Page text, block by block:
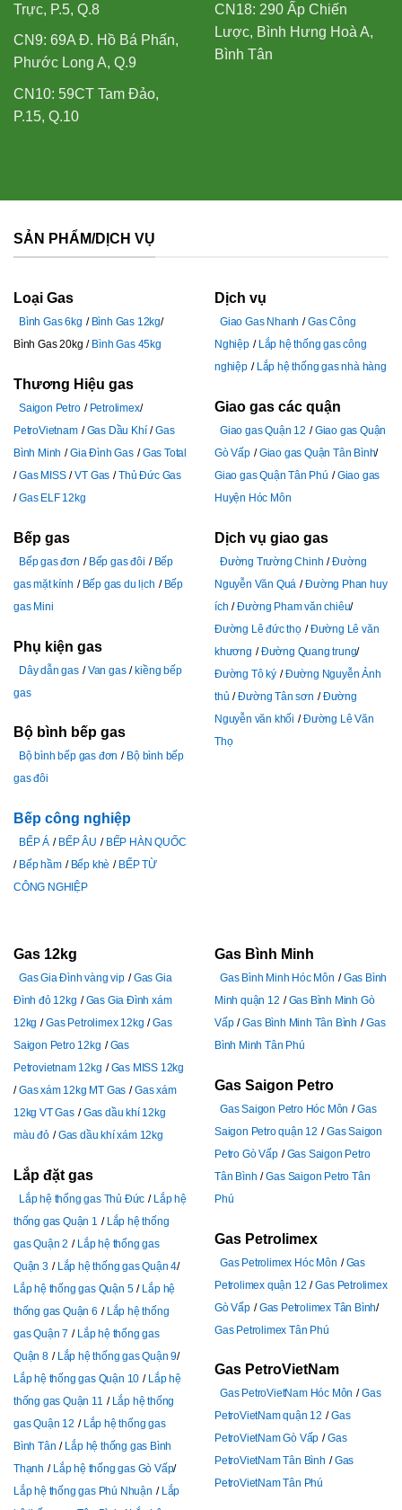
Trực, P.5, Q.8
CN9: 69A Đ. Hồ Bá Phấn,
Phước Long A, Q.9
CN10: 59CT Tam Đảo,
P.15, Q.10
CN18: 290 Ấp Chiến
Lược, Bình Hưng Hoà A,
Bình Tân
SẢN PHẨM/DỊCH VỤ
Loại Gas
Bình Gas 6kg
Bình Gas 12kg
Bình Gas 20kg
Bình Gas 45kg
Thương Hiệu gas
Saigon Petro
Petrolimex
PetroVietnam
Gas Dầu Khí
Gas
Bình Minh
Gia Đình Gas
Gas Total
Gas MISS
VT Gas
Thủ Đức Gas
Gas ELF 12kg
Bếp gas
Bếp gas đơn Bếp gas đôi
Bếp
gas mặt kính
Bếp gas du lịch
Bếp
gas Mini
Phụ kiện gas
Dây dẫn gas Van gas
kiềng bếp
gas
Bộ bình bếp gas
Bộ bình bếp gas đơn
Bộ bình bếp
gas đôi
Bếp công nghiệp
BẾP Á BẾP ÂU
BẾP HÀN QUỐC
Bếp hầm
Bếp khè
BẾP TỪ
CÔNG NGHIỆP
Dịch vụ
Giao Gas Nhanh
Gas Công
Nghiệp
Lắp hệ thống gas công
nghiệp
Lắp hệ thống gas nhà hàng
Giao gas các quận
Giao gas Quận 12
Giao gas Quận
Gò Vấp
Giao gas Quận Tân Bình
Giao gas Quận Tân Phú
Giao gas
Huyện Hóc Môn
Dịch vụ giao gas
Đường Trường Chinh
Đường
Nguyễn Văn Quá
Đường Phan huy
ích
Đường Pham văn chiêu
Đường Lê đức thọ
Đường Lê văn
khương
Đường Quang trung
Đường Tô ký
Đường Nguyễn Ảnh
thủ
Đường Tân sơn
Đường
Nguyễn văn khối
Đường Lê Văn
Thọ
Gas 12kg
Gas Gia Đình vàng vip
Gas Gia
Đình đỏ 12kg
Gas Gia Đình xám
12kg
Gas Petrolimex 12kg
Gas
Saigon Petro 12kg
Gas
Petrovietnam 12kg
Gas MISS 12kg
Gas xám 12kg MT Gas
Gas xám
12kg VT Gas
Gas dầu khí 12kg
màu đỏ
Gas dầu khí xám 12kg
Lắp đặt gas
Lắp hệ thống gas Thủ Đức
Lắp hệ
thống gas Quận 1
Lắp hệ thống
gas Quận 2
Lắp hệ thống gas
Quận 3
Lắp hệ thống gas Quận 4
Lắp hệ thống gas Quận 5
Lắp hệ
thống gas Quận 6
Lắp hệ thống
gas Quận 7
Lắp hệ thống gas
Quận 8
Lắp hệ thống gas Quận 9
Lắp hệ thống gas Quận 10
Lắp hệ
thống gas Quận 11
Lắp hệ thống
gas Quận 12
Lắp hệ thống gas
Bình Tân
Lắp hệ thống gas Bình
Thạnh
Lắp hệ thống gas Gò Vấp
Lắp hệ thống gas Phú Nhuận
Lắp
Gas Bình Minh
Gas Bình Minh Hóc Môn
Gas Bình
Minh quận 12
Gas Bình Minh Gò
Vấp
Gas Bình Minh Tân Bình
Gas
Bình Minh Tân Phú
Gas Saigon Petro
Gas Saigon Petro Hóc Môn
Gas
Saigon Petro quận 12
Gas Saigon
Petro Gò Vấp
Gas Saigon Petro
Tân Bình
Gas Saigon Petro Tân
Phú
Gas Petrolimex
Gas Petrolimex Hóc Môn
Gas
Petrolimex quận 12
Gas Petrolimex
Gò Vấp
Gas Petrolimex Tân Bình
Gas Petrolimex Tân Phú
Gas PetroVietNam
Gas PetroVietNam Hóc Môn
Gas
PetroVietNam quận 12
Gas
PetroVietNam Gò Vấp
Gas
PetroVietNam Tân Bình
Gas
PetroVietNam Tân Phú